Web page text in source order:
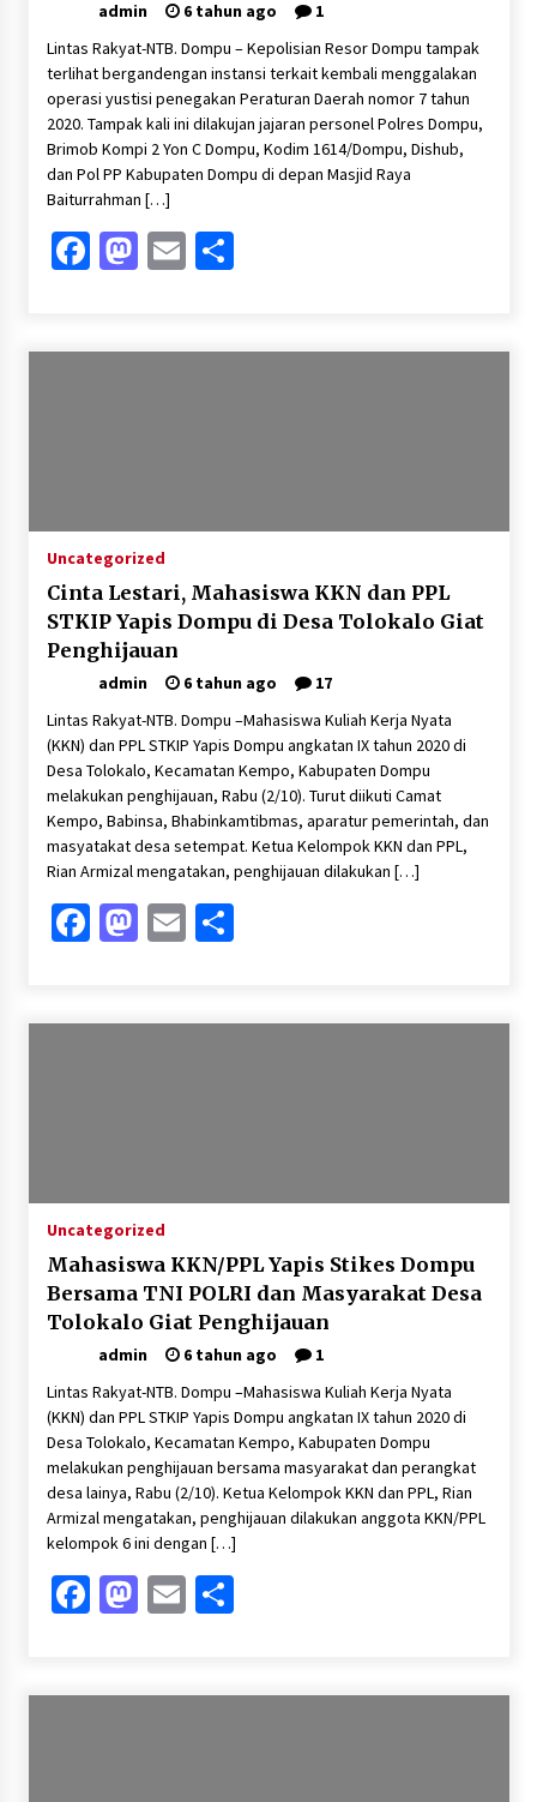
admin 6 tahun ago
1
Lintas Rakyat-NTB. Dompu – Kepolisian Resor Dompu tampak
terlihat bergandengan instansi terkait kembali menggalakan
operasi yustisi penegakan Peraturan Daerah nomor 7 tahun
2020. Tampak kali ini dilakujan jajaran personel Polres Dompu,
Brimob Kompi 2 Yon C Dompu, Kodim 1614/Dompu, Dishub,
dan Pol PP Kabupaten Dompu di depan Masjid Raya
Baiturrahman […]
Facebook
Mastodon
EmailShare
Uncategorized
Cinta Lestari, Mahasiswa KKN dan PPL
STKIP Yapis Dompu di Desa Tolokalo Giat
Penghijauan
admin 6 tahun ago
17
Lintas Rakyat-NTB. Dompu –Mahasiswa Kuliah Kerja Nyata
(KKN) dan PPL STKIP Yapis Dompu angkatan IX tahun 2020 di
Desa Tolokalo, Kecamatan Kempo, Kabupaten Dompu
melakukan penghijauan, Rabu (2/10). Turut diikuti Camat
Kempo, Babinsa, Bhabinkamtibmas, aparatur pemerintah, dan
masyatakat desa setempat. Ketua Kelompok KKN dan PPL,
Rian Armizal mengatakan, penghijauan dilakukan […]
Facebook
Mastodon
EmailShare
Uncategorized
Mahasiswa KKN/PPL Yapis Stikes Dompu
Bersama TNI POLRI dan Masyarakat Desa
Tolokalo Giat Penghijauan
admin 6 tahun ago
1
Lintas Rakyat-NTB. Dompu –Mahasiswa Kuliah Kerja Nyata
(KKN) dan PPL STKIP Yapis Dompu angkatan IX tahun 2020 di
Desa Tolokalo, Kecamatan Kempo, Kabupaten Dompu
melakukan penghijauan bersama masyarakat dan perangkat
desa lainya, Rabu (2/10). Ketua Kelompok KKN dan PPL, Rian
Armizal mengatakan, penghijauan dilakukan anggota KKN/PPL
kelompok 6 ini dengan […]
Facebook
Mastodon
EmailShare